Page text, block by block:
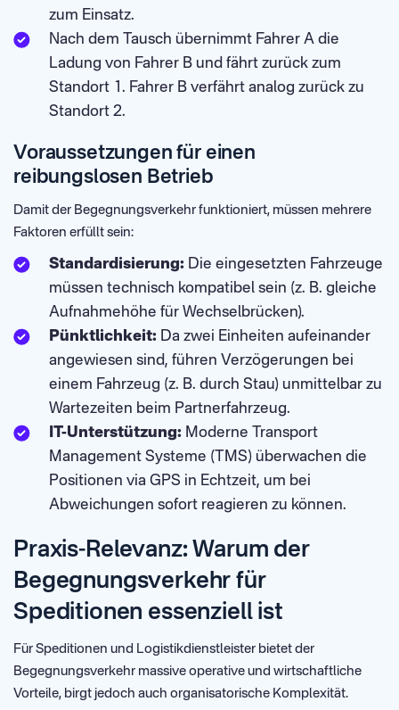
zum Einsatz.
Nach dem Tausch übernimmt Fahrer A die
Ladung von Fahrer B und fährt zurück zum
Standort 1. Fahrer B verfährt analog zurück zu
Standort 2.
Voraussetzungen für einen
reibungslosen Betrieb
Damit der Begegnungsverkehr funktioniert, müssen mehrere
Faktoren erfüllt sein:
Standardisierung: Die eingesetzten Fahrzeuge
müssen technisch kompatibel sein (z. B. gleiche
Aufnahmehöhe für Wechselbrücken).
Pünktlichkeit: Da zwei Einheiten aufeinander
angewiesen sind, führen Verzögerungen bei
einem Fahrzeug (z. B. durch Stau) unmittelbar zu
Wartezeiten beim Partnerfahrzeug.
IT-Unterstützung: Moderne Transport
Management Systeme (TMS) überwachen die
Positionen via GPS in Echtzeit, um bei
Abweichungen sofort reagieren zu können.
Praxis-Relevanz: Warum der
Begegnungsverkehr für
Speditionen essenziell ist
Für Speditionen und Logistikdienstleister bietet der
Begegnungsverkehr massive operative und wirtschaftliche
Vorteile, birgt jedoch auch organisatorische Komplexität.